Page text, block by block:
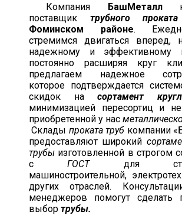
Компания БашМеталл
поставщик трубного проката
Фоминском районе.
стремимся двигаться вперед,
надежному и эффективному
постоянно расширяя круг
предлагаем надежное
которое подтверждается
скидок на сортамент
минимизацией пересортиц и
приобретенной у нас
Склады проката труб компании
предоставляют широкий
трубы изготовленной в строгом
сГОСТдля
машиностроительной,
других отраслей.
менеджеров помогут сделать
выбор трубы.